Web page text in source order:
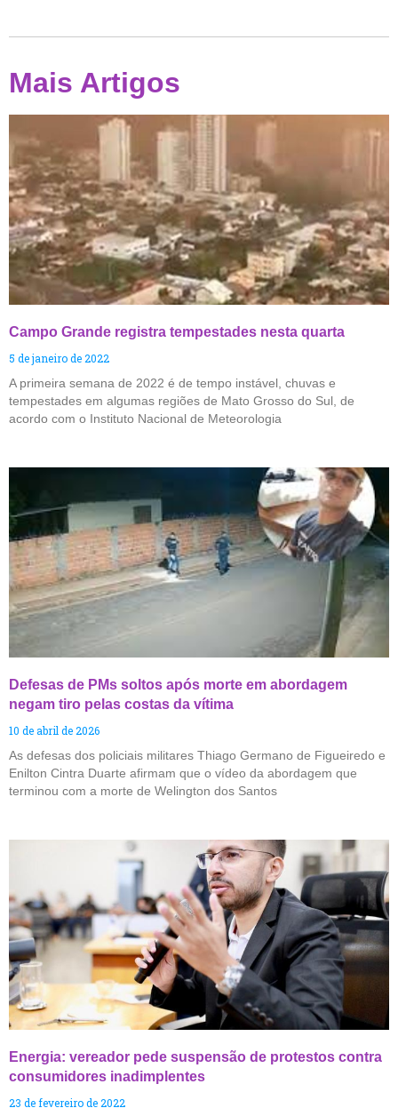
Mais Artigos
Campo Grande registra tempestades nesta quarta
5 de janeiro de 2022
A primeira semana de 2022 é de tempo instável, chuvas e
tempestades em algumas regiões de Mato Grosso do Sul, de
acordo com o Instituto Nacional de Meteorologia
Defesas de PMs soltos após morte em abordagem
negam tiro pelas costas da vítima
10 de abril de 2026
As defesas dos policiais militares Thiago Germano de Figueiredo e
Enilton Cintra Duarte afirmam que o vídeo da abordagem que
terminou com a morte de Welington dos Santos
Energia: vereador pede suspensão de protestos contra
consumidores inadimplentes
23 de fevereiro de 2022